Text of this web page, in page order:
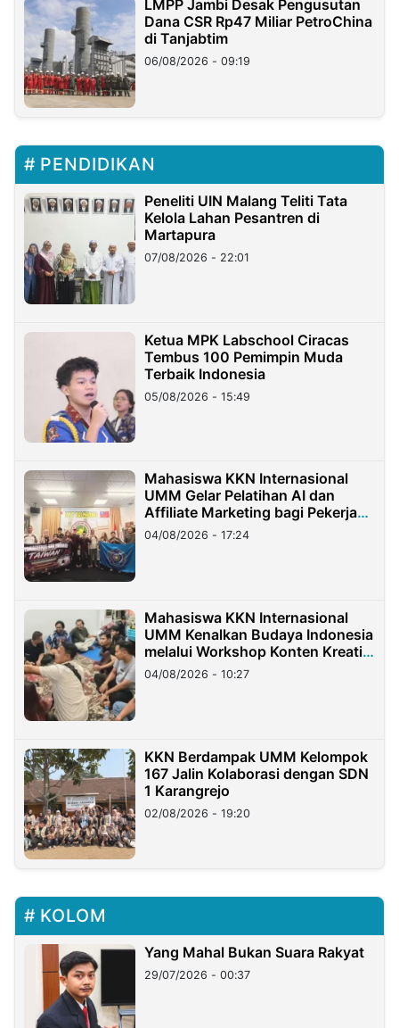
LMPP Jambi Desak Pengusutan
Dana CSR Rp47 Miliar PetroChina
di Tanjabtim
06/08/2026 - 09:19
PENDIDIKAN
Peneliti UIN Malang Teliti Tata
Kelola Lahan Pesantren di
Martapura
07/08/2026 - 22:01
Ketua MPK Labschool Ciracas
Tembus 100 Pemimpin Muda
Terbaik Indonesia
05/08/2026 - 15:49
Mahasiswa KKN Internasional
UMM Gelar Pelatihan AI dan
Affiliate Marketing bagi Pekerja
Migran Indonesia di Taiwan
04/08/2026 - 17:24
Mahasiswa KKN Internasional
UMM Kenalkan Budaya Indonesia
melalui Workshop Konten Kreatif
di Taiwan
04/08/2026 - 10:27
KKN Berdampak UMM Kelompok
167 Jalin Kolaborasi dengan SDN
1 Karangrejo
02/08/2026 - 19:20
KOLOM
Yang Mahal Bukan Suara Rakyat
29/07/2026 - 00:37